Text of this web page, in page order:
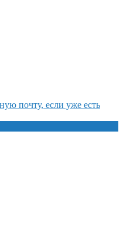
почту, если уже есть